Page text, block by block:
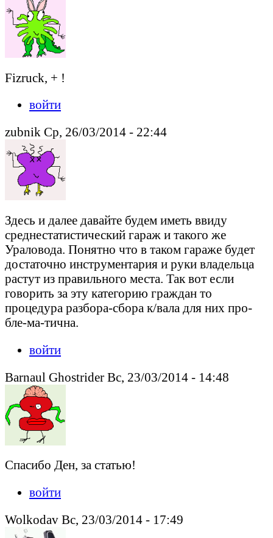
Fizruck, + !
войти
zubnik Ср, 26/03/2014 - 22:44
Здесь и далее давайте будем иметь ввиду
среднестатистический гараж и такого же
Ураловода. Понятно что в таком гараже будет
достаточно инструментария и руки владельца
растут из правильного места. Так вот если
говорить за эту категорию граждан то
процедура разбора-сбора к/вала для них про-
бле-ма-тична.
войти
Barnaul Ghostrider Вс, 23/03/2014 - 14:48
Спасибо Ден, за статью!
войти
Wolkodav Вс, 23/03/2014 - 17:49